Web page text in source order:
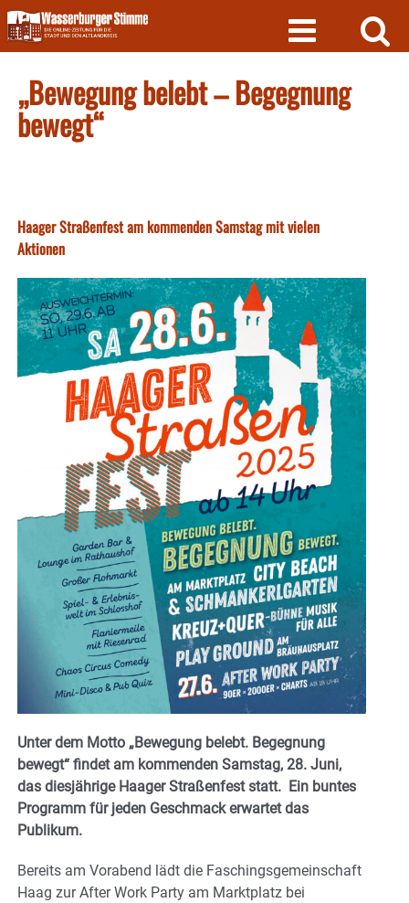
Skip
to
content
„Bewegung belebt – Begegnung
bewegt“
Haager Straßenfest am kommenden Samstag mit vielen
Aktionen
Unter dem Motto „Bewegung belebt. Begegnung
bewegt“ findet am kommenden Samstag, 28. Juni,
das diesjährige Haager Straßenfest statt. Ein buntes
Programm für jeden Geschmack erwartet das
Publikum.
Bereits am Vorabend lädt die Faschingsgemeinschaft
Haag zur After Work Party am Marktplatz bei